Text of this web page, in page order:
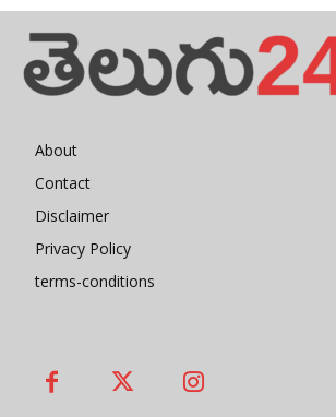
About
Contact
Disclaimer
Privacy Policy
terms-conditions